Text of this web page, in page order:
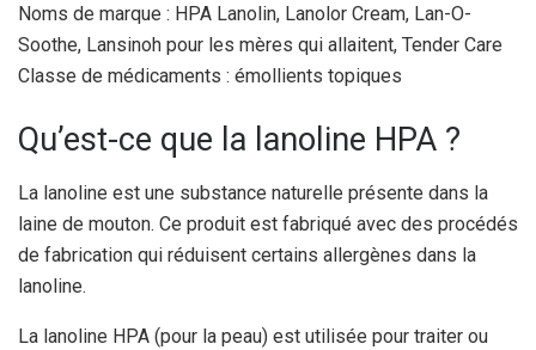
Noms de marque : HPA Lanolin, Lanolor Cream, Lan-O-
Soothe, Lansinoh pour les mères qui allaitent, Tender Care
Classe de médicaments : émollients topiques
Qu’est-ce que la lanoline HPA ?
La lanoline est une substance naturelle présente dans la
laine de mouton. Ce produit est fabriqué avec des procédés
de fabrication qui réduisent certains allergènes dans la
lanoline.
La lanoline HPA (pour la peau) est utilisée pour traiter ou